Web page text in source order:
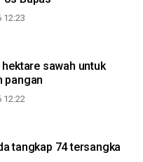
12:23
sawah untuk
pangan
12:22
tangkap 74 tersangka